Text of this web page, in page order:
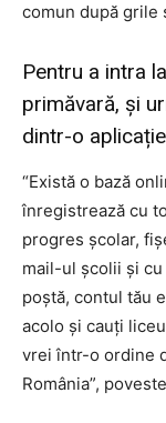
comun după grile
Pentru a intra
primăvară, și
dintr-o aplicație
“Există o bază
înregistrează cu
progres școlar,
mail-ul școlii și
poștă, contul tău
acolo și cauți
vrei într-o ordine
România”,